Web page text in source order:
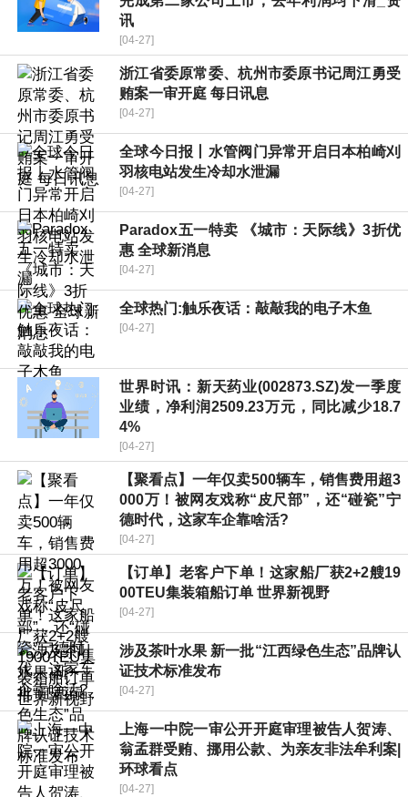
讯
[04-27]
浙江省委原常委、杭州市委原书记周江勇受
贿案一审开庭 每日讯息
[04-27]
全球今日报丨水管阀门异常开启日本柏崎刈
羽核电站发生冷却水泄漏
[04-27]
Paradox五一特卖 《城市：天际线》3折优
惠 全球新消息
[04-27]
全球热门:触乐夜话：敲敲我的电子木鱼
[04-27]
世界时讯：新天药业(002873.SZ)发一季度
业绩，净利润2509.23万元，同比减少18.7
4%
[04-27]
【聚看点】一年仅卖500辆车，销售费用超3
000万！被网友戏称“皮尺部”，还“碰瓷”宁
德时代，这家车企靠啥活?
[04-27]
【订单】老客户下单！这家船厂获2+2艘19
00TEU集装箱船订单 世界新视野
[04-27]
涉及茶叶水果 新一批“江西绿色生态”品牌认
证技术标准发布
[04-27]
上海一中院一审公开开庭审理被告人贺涛、
翁孟群受贿、挪用公款、为亲友非法牟利案|
环球看点
[04-27]